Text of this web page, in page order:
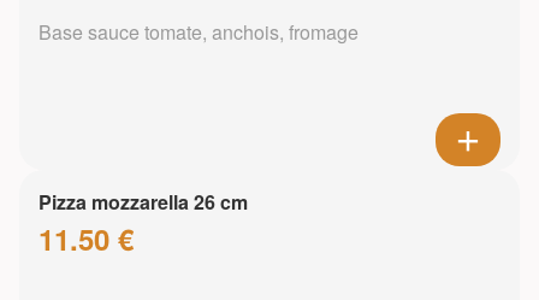
Base sauce tomate, anchois, fromage
Pizza mozzarella 26 cm
11.50 €